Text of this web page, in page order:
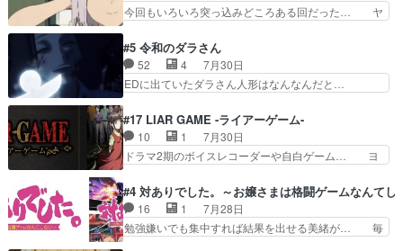
見るおっさんキャラの充…
ルシーンなのに会話してばっかり… やっぱり勇者
より強かったか笑統率力LV9… 普通の人間の親子
組みか‥Lv200帯の… そのために役割を超越する
者の出現させるた… アリスのお陰で他の勇者達も
共闘してくれ魔…
今回もいろいろ突っ込みどころある回だった… ヤ
ちゃんの恋愛話をしたり、タバコを生産… ここう
っすら思ったことズバリ言ってくれて… おかし
い、さわやかだ 世話好きの陰に支配… ヤクねこ
のクワガタ取りの話見て切なくなっ… 普段は選別
れww唐突な作画力の正… なんか今日はかなり一
瞬で終わっちまったっ… 先週と比べてまだまとも
に見えた。4話は過…
#5 令和のダラさん
52 4
7月30日
EDに出ていたダラさん人形はなんなんだと…
惨な過去がきっちり現代に継承されている… ダラ
さんと姉弟の母との出会いの話やはりダ… ダラさ
んの過去話も佳境…げに恐ろしいは人… 第５話感
想：２人の過剰な貢ぎ物?の礼とし… 第５話感
系列が4話と入れ替わってるのね… こんなデカイ
のどうやって運ぶんだよ！？姉… ダラさん、人型
形態にもなれるんか!?w髪…
#17 LIAR GAME -ライアーゲーム-
10 1
7月30日
ドラマ2期のボイスレコーダーや自白ゲーム… ヨ
国の奴らも馬鹿が多いが、夜の国も同じ… ご視聴
ありがとうございました来週もよろし… 握った◯
治郎（中の人的に）仲間であるプレ… ヨコヤの頭
の回転の速さと人間の心理を利用… 夜の国のヨコ
#4 対ありでした。～お嬢さまは格闘ゲームなんてし
16 1
7月28日
勉強嫌いでも集中すれば結果を出せる美緒が… 毎